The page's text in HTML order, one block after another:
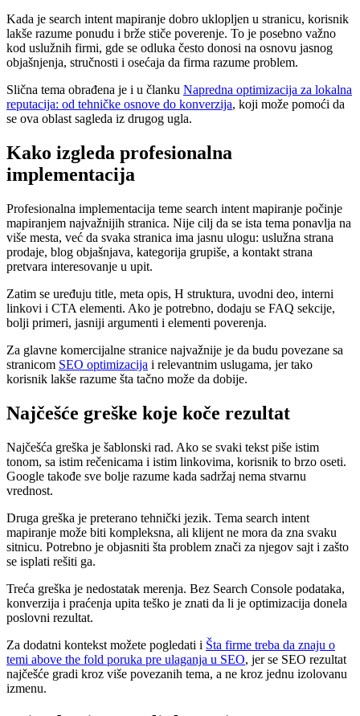
Kada je search intent mapiranje dobro uklopljen u stranicu, korisnik
lakše razume ponudu i brže stiče poverenje. To je posebno važno
kod uslužnih firmi, gde se odluka često donosi na osnovu jasnog
objašnjenja, stručnosti i osećaja da firma razume problem.
Slična tema obrađena je i u članku Napredna optimizacija za lokalna
reputacija: od tehničke osnove do konverzija, koji može pomoći da
se ova oblast sagleda iz drugog ugla.
Kako izgleda profesionalna
implementacija
Profesionalna implementacija teme search intent mapiranje počinje
mapiranjem najvažnijih stranica. Nije cilj da se ista tema ponavlja na
više mesta, već da svaka stranica ima jasnu ulogu: uslužna strana
prodaje, blog objašnjava, kategorija grupiše, a kontakt strana
pretvara interesovanje u upit.
Zatim se uređuju title, meta opis, H struktura, uvodni deo, interni
linkovi i CTA elementi. Ako je potrebno, dodaju se FAQ sekcije,
bolji primeri, jasniji argumenti i elementi poverenja.
Za glavne komercijalne stranice najvažnije je da budu povezane sa
stranicom SEO optimizacija i relevantnim uslugama, jer tako
korisnik lakše razume šta tačno može da dobije.
Najčešće greške koje koče rezultat
Najčešća greška je šablonski rad. Ako se svaki tekst piše istim
tonom, sa istim rečenicama i istim linkovima, korisnik to brzo oseti.
Google takođe sve bolje razume kada sadržaj nema stvarnu
vrednost.
Druga greška je preterano tehnički jezik. Tema search intent
mapiranje može biti kompleksna, ali klijent ne mora da zna svaku
sitnicu. Potrebno je objasniti šta problem znači za njegov sajt i zašto
se isplati rešiti ga.
Treća greška je nedostatak merenja. Bez Search Console podataka,
konverzija i praćenja upita teško je znati da li je optimizacija donela
poslovni rezultat.
Za dodatni kontekst možete pogledati i Šta firme treba da znaju o
temi above the fold poruka pre ulaganja u SEO, jer se SEO rezultat
najčešće gradi kroz više povezanih tema, a ne kroz jednu izolovanu
izmenu.